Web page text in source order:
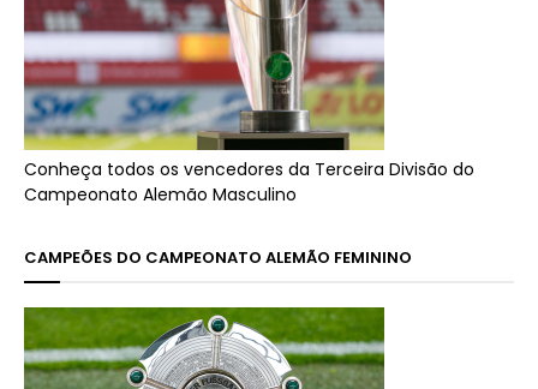
Conheça todos os vencedores da Terceira Divisão do
Campeonato Alemão Masculino
CAMPEÕES DO CAMPEONATO ALEMÃO FEMININO